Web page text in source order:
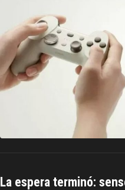
La espera terminó: